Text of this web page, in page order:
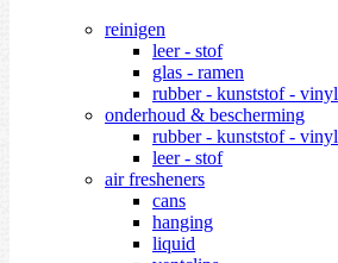
reinigen
leer - stof
glas - ramen
rubber - kunststof - vinyl
onderhoud & bescherming
rubber - kunststof - vinyl
leer - stof
air fresheners
cans
hanging
liquid